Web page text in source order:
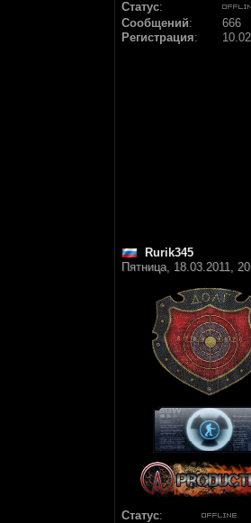
Статус:
Сообщений:
666
Регистрация:
Rurik345
Пятница, 18.03.2011,
Статус: